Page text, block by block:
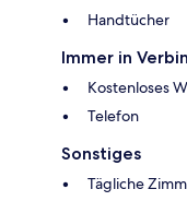
Handtücher
Immer in
Kostenloses
Telefon
Sonstiges
Tägliche